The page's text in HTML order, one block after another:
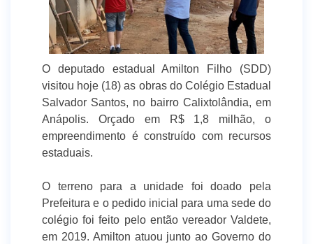
O deputado estadual Amilton Filho (SDD)
visitou hoje (18) as obras do Colégio Estadual
Salvador Santos, no bairro Calixtolândia, em
Anápolis. Orçado em R$ 1,8 milhão, o
empreendimento é construído com recursos
estaduais.
O terreno para a unidade foi doado pela
Prefeitura e o pedido inicial para uma sede do
colégio foi feito pelo então vereador Valdete,
em 2019. Amilton atuou junto ao Governo do